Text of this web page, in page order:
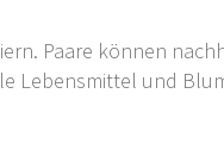
Paare können
Lebensmittel und